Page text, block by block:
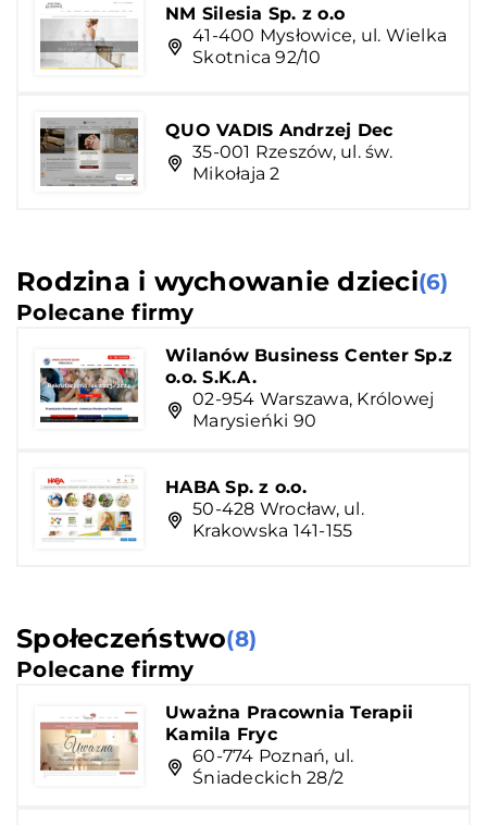
NM Silesia Sp. z o.o
41-400 Mysłowice, ul. Wielka
Skotnica 92/10
QUO VADIS Andrzej Dec
35-001 Rzeszów, ul. św.
Mikołaja 2
Rodzina i wychowanie dzieci(6)
Polecane firmy
Wilanów Business Center Sp.z
o.o. S.K.A.
02-954 Warszawa, Królowej
Marysieńki 90
HABA Sp. z o.o.
50-428 Wrocław, ul.
Krakowska 141-155
Społeczeństwo(8)
Polecane firmy
Uważna Pracownia Terapii
Kamila Fryc
60-774 Poznań, ul.
Śniadeckich 28/2